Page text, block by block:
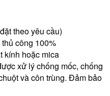
theo yêu cầu)
công 100%
kính hoặc mica
xử lý chống mốc, chống
và côn trùng. Đảm bảo